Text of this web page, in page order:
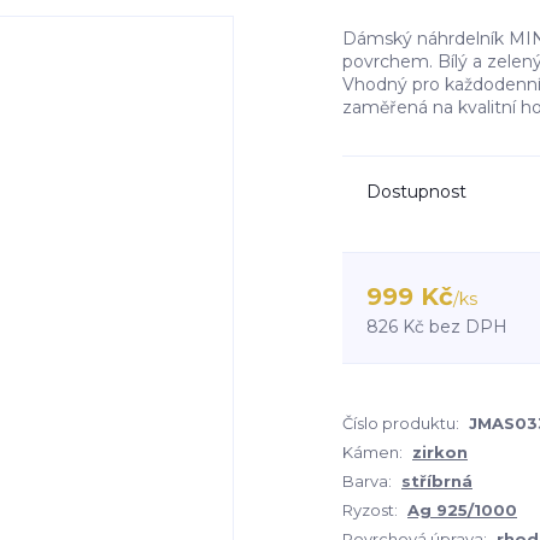
Dámský náhrdelník
povrchem. Bílý a
Vhodný pro
zaměřená na kvalitní
Dostupnost
999 Kč/ks
826 Kč bez DPH
Číslo produktu:
Kámen:
zirkon
Barva:
stříbrná
Ryzost: Ag 925/1000